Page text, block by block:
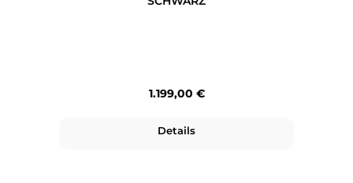
Regulärer Preis:
1.199,00 €
Details